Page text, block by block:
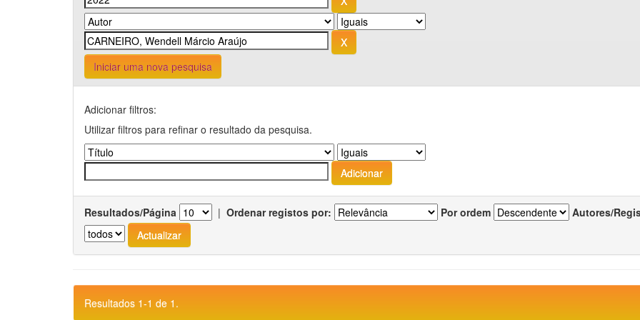
Iniciar uma nova pesquisa
Adicionar filtros:
Utilizar filtros para refinar o resultado da pesquisa.
Resultados/Página | Ordenar registos por: Por ordem Autores/
Resultados 1-1 de 1.